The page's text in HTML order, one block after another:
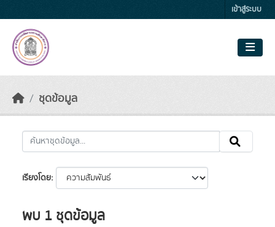
เข้าสู่ระบบ
ชุดข้อมูล
เรียงโดย
พบ 1 ชุดข้อมูล